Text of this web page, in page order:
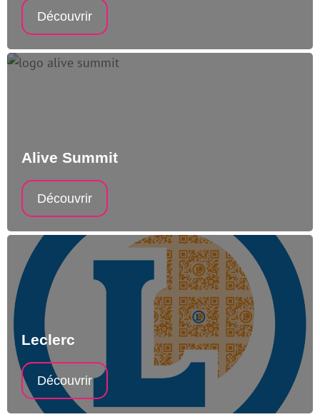
Découvrir
Alive Summit
Découvrir
Leclerc
Découvrir